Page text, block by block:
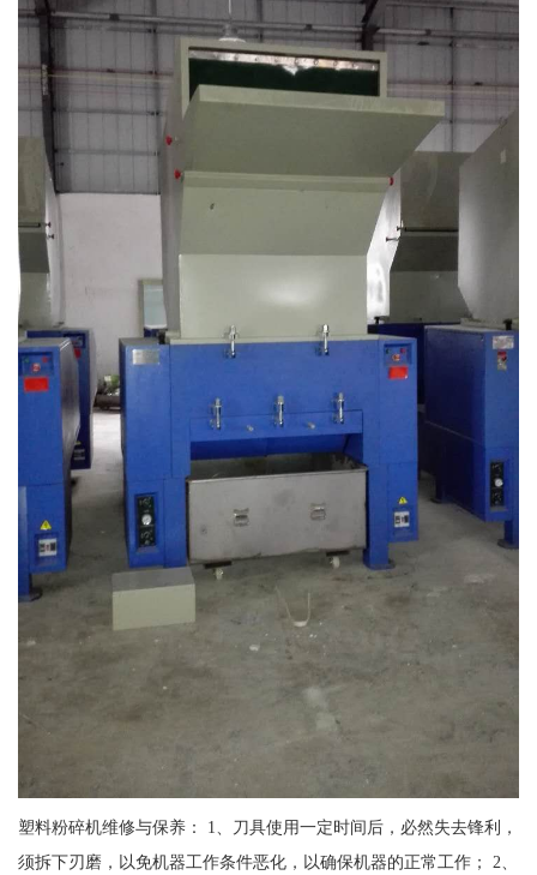
塑料粉碎机维修与保养： 1、刀具使用一定时间后，必然失去锋利，
须拆下刃磨，以免机器工作条件恶化，以确保机器的正常工作； 2、